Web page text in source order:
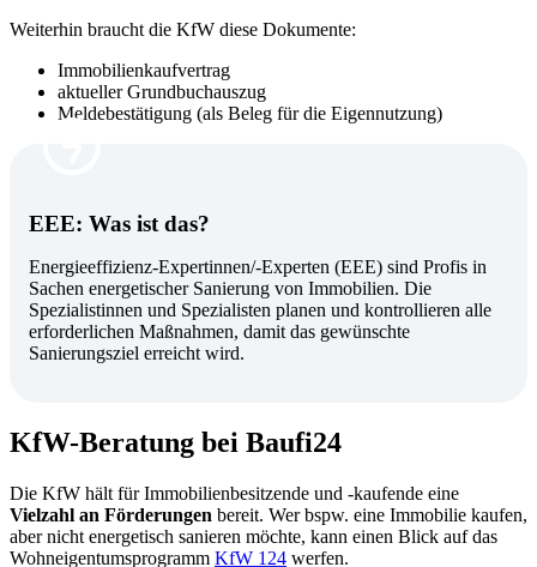
Weiterhin braucht die KfW diese Dokumente:
Immobilienkaufvertrag
aktueller Grundbuchauszug
Meldebestätigung (als Beleg für die Eigennutzung)
EEE: Was ist das?
Energieeffizienz-Expertinnen/-Experten (EEE) sind Profis in
Sachen energetischer Sanierung von Immobilien. Die
Spezialistinnen und Spezialisten planen und kontrollieren alle
erforderlichen Maßnahmen, damit das gewünschte
Sanierungsziel erreicht wird.
KfW-Beratung bei Baufi24
Die KfW hält für Immobilienbesitzende und -kaufende eine
Vielzahl an Förderungen bereit. Wer bspw. eine Immobilie kaufen,
aber nicht energetisch sanieren möchte, kann einen Blick auf das
Wohneigentumsprogramm KfW 124 werfen.